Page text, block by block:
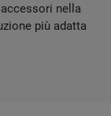
nella
più adatta